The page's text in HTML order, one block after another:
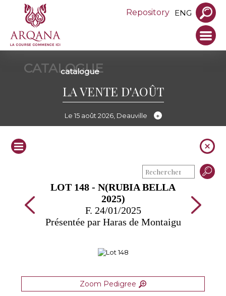
Repository ENG
CATALOGUE
catalogue
LA VENTE D'AOÛT
Le 15 août 2026, Deauville
LOT 148 - N(RUBIA BELLA
2025)
F. 24/01/2025
Présentée par Haras de Montaigu
Zoom Pedigree